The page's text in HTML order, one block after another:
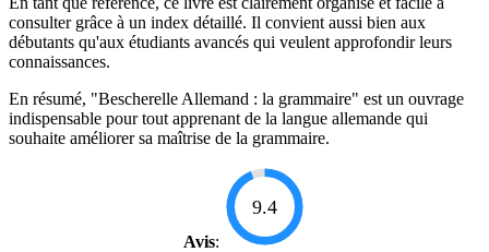
consulter grâce à un index détaillé. Il convient aussi bien aux
débutants qu'aux étudiants avancés qui veulent approfondir leurs
connaissances.
En résumé, "Bescherelle Allemand : la grammaire" est un ouvrage
indispensable pour tout apprenant de la langue allemande qui
souhaite améliorer sa maîtrise de la grammaire.
Avis:
9.4